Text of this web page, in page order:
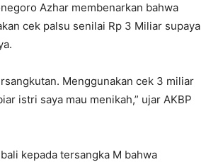
Azhar membenarkan bahwa
cek palsu senilai Rp 3 Miliar supaya
Menggunakan cek 3 miliar
istri saya mau menikah,” ujar AKBP
kepada tersangka M bahwa